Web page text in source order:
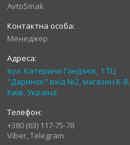
AvtoSmak
Менеджер
вул. Катерини Гандзюк, 1 ТЦ
"Даринок" вхід №2, магазин К-8,
Київ, Україна
+380 (63) 117-75-78
Viber, Telegram